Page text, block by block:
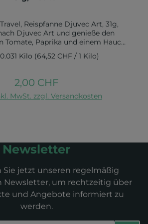
Reispfanne Djuvec Art, 31g,
Djuvec Art und genieße den
Tomate, Paprika und einem Hauch
Bestellmengen benötigen mehr
Paprika*, Jodsalz (Salz,
Würze* (aus WEIZEN), Salz, 2,5%
Petersilie*, Pfeffer*, Chili*,
Kann SELLERIE,
in g 11,1 Salz in g 0,86
0.031 Kilo (64,52 CHF / 1 Kilo)
Regulärer Preis:
2,00 CHF
MwSt. zzgl. Versandkosten
In den Warenkorb
Newsletter
Sie jetzt unseren regelmäßig
Newsletter, um rechtzeitig über
und Angebote informiert zu
werden.